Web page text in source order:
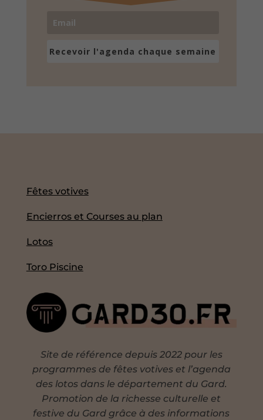
Recevoir l'agenda chaque semaine
Fêtes votives
Encierros et Courses au plan
Lotos
Toro Piscine
Site de référence depuis 2022 pour les
programmes de fêtes votives et l’agenda
des lotos dans le département du Gard.
Promotion de la richesse culturelle et
festive du Gard grâce à des informations